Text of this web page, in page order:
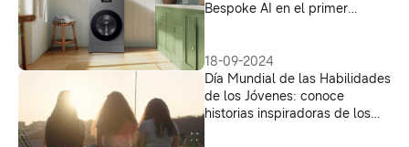
Bespoke AI en el primer
18-09-2024
Día Mundial de las Habilidades
de los Jóvenes: conoce
historias inspiradoras de los